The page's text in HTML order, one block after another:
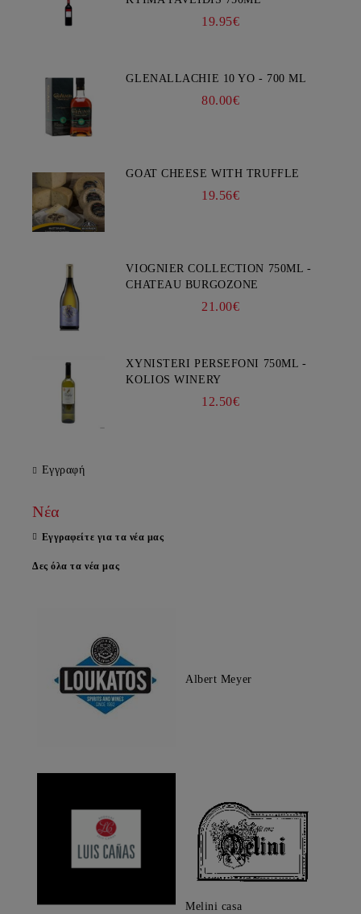
19.95€
GLENALLACHIE 10 YO - 700 ML
80.00€
GOAT CHEESE WITH TRUFFLE
19.56€
VIOGNIER COLLECTION 750ML -
CHATEAU BURGOZONE
21.00€
XYNISTERI PERSEFONI 750ML -
KOLIOS WINERY
12.50€
Εγγραφή
Νέα
Εγγραφείτε για τα νέα μας
Δες όλα τα νέα μας
Albert Meyer
Melini casa